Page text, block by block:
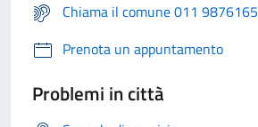
Chiama il comune 011 9876165
Prenota un appuntamento
Problemi in città